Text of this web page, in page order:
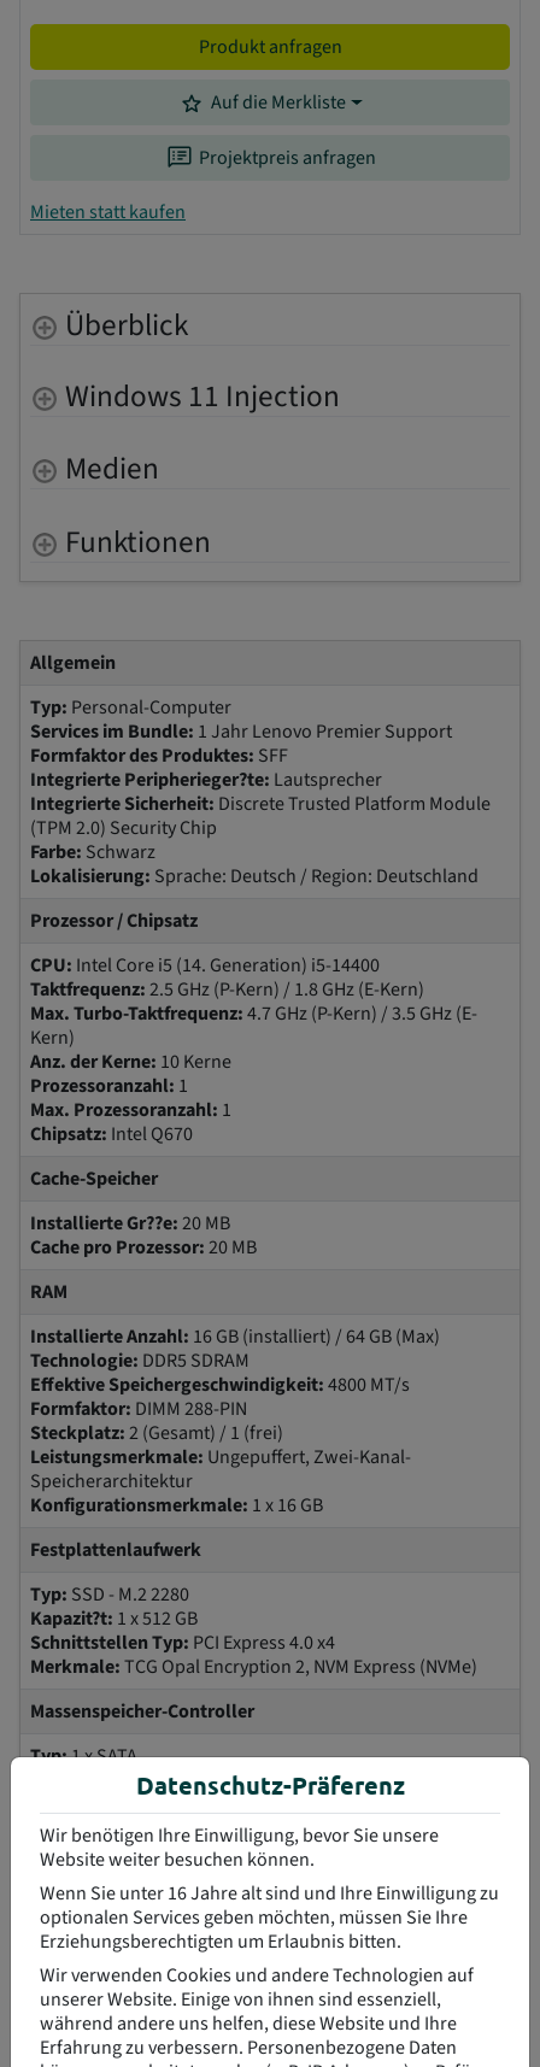
Produkt anfragen
grade Auf die Merkliste
speaker_notes Projektpreis anfragen
Mieten statt kaufen
Überblick
Windows 11 Injection
Medien
Funktionen
Allgemein
Typ: Personal-Computer
Services im Bundle: 1 Jahr Lenovo Premier Support
Formfaktor des Produktes: SFF
Integrierte Peripherieger?te: Lautsprecher
Integrierte Sicherheit: Discrete Trusted Platform Module
(TPM 2.0) Security Chip
Farbe: Schwarz
Lokalisierung: Sprache: Deutsch / Region: Deutschland
Prozessor / Chipsatz
CPU: Intel Core i5 (14. Generation) i5-14400
Taktfrequenz:2.5 GHz (P-Kern) / 1.8 GHz (E-Kern)
Max. Turbo-Taktfrequenz:4.7 GHz (P-Kern) / 3.5 GHz (E-
Kern)
Anz. der Kerne: 10 Kerne
Prozessoranzahl: 1
Max. Prozessoranzahl: 1
Chipsatz: Intel Q670
Cache-Speicher
Installierte Gr??e:20 MB
Cache pro Prozessor:20 MB
RAM
Installierte Anzahl: 16 GB (installiert) / 64 GB (Max)
Technologie: DDR5 SDRAM
Effektive Speichergeschwindigkeit:4800 MT/s
Formfaktor: DIMM 288-PIN
Steckplatz:2 (Gesamt) / 1 (frei)
Leistungsmerkmale: Ungepuffert, Zwei-Kanal-
Speicherarchitektur
Konfigurationsmerkmale: 1 x 16 GB
Festplattenlaufwerk
Typ: SSD - M.2 2280
Kapazit?t: 1 x 512 GB
Schnittstellen Typ: PCI Express 4.0 x4
Merkmale:TCG Opal Encryption 2, NVM Express (NVMe)
Massenspeicher-Controller
Typ:1 x SATA
Controller Schnittstellentyp:SATA 6Gb/s
Optischer Speicher
Typ:DVD±RW DVD-Writer - SATA
Kartenleser
3-in-1 Kartenleser
Unterst?tzte Flash-Speicherkarten:SD-Speicherkarte,
SDHC-Speicherkarte, SDXC-Speicherkarte
Monitor
Datenschutz-Präferenz
Wir benötigen Ihre Einwilligung, bevor Sie unsere
Website weiter besuchen können.
Wenn Sie unter 16 Jahre alt sind und Ihre Einwilligung zu
optionalen Services geben möchten, müssen Sie Ihre
Erziehungsberechtigten um Erlaubnis bitten.
Wir verwenden Cookies und andere Technologien auf
unserer Website. Einige von ihnen sind essenziell,
während andere uns helfen, diese Website und Ihre
Erfahrung zu verbessern. Personenbezogene Daten